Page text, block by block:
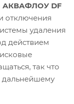
АКВАФЛОУ DF
отключения
удаления
действием
так что
дальнейшему